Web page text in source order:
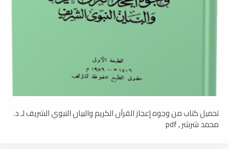
تحميل كتاب من وجوه إعجاز القرآن الكريم والبيان النبوي الشريف لـ د.
محمد شرشر , pdf